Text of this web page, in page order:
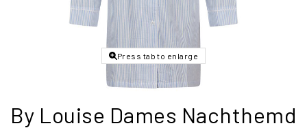
Press tab to enlarge
By Louise Dames Nachthemd